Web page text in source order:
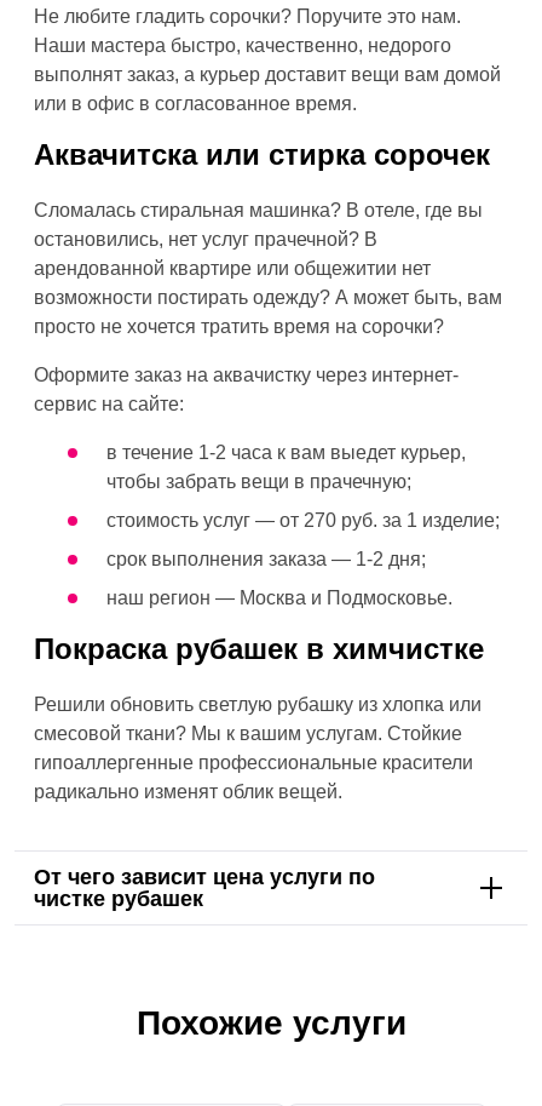
Не любите гладить сорочки? Поручите это нам.
Наши мастера быстро, качественно, недорого
выполнят заказ, а курьер доставит вещи вам домой
или в офис в согласованное время.
Аквачитска или стирка сорочек
Сломалась стиральная машинка? В отеле, где вы
остановились, нет услуг прачечной? В
арендованной квартире или общежитии нет
возможности постирать одежду? А может быть, вам
просто не хочется тратить время на сорочки?
Оформите заказ на аквачистку через интернет-
сервис на сайте:
в течение 1-2 часа к вам выедет курьер,
чтобы забрать вещи в прачечную;
стоимость услуг — от 270 руб. за 1 изделие;
срок выполнения заказа — 1-2 дня;
наш регион — Москва и Подмосковье.
Покраска рубашек в химчистке
Решили обновить светлую рубашку из хлопка или
смесовой ткани? Мы к вашим услугам. Стойкие
гипоаллергенные профессиональные красители
радикально изменят облик вещей.
От чего зависит цена услуги по
чистке рубашек
Похожие услуги